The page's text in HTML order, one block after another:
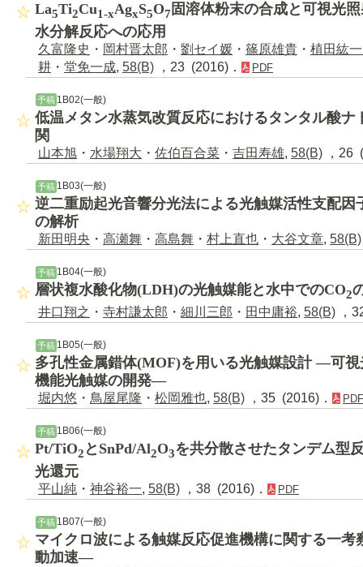
La5Ti2Cu1-xAgxS5O7 固溶体粉末の合成と可視光
水分解反応への応用
久富隆史 ・ 岡村晋太郎 ・ 劉セイ媛 ・ 篠原雄貴 ・ 植田紘
耕 ・ 堂免一成, 58(B) ，23 (2016)． PDF
予稿 1B02(一般)
低温メタン水蒸気改質反応におけるタンタル酸ナ
関
山本旭 ・ 水場翔大 ・ 佐伯百合菜 ・ 吉田寿雄, 58(B) ，26
予稿1B03(一般)
逆二重励起光音響分光法による光触媒活性支配因
の解析
新田明央 ・ 高瀬舞 ・ 高島舞 ・ 村上直也 ・ 大谷文章, 58(B)
予稿 1B04(一般)
層状複水酸化物(LDH)の光触媒能と水中でのCO2
井口翔之 ・ 寺村謙太郎 ・ 細川三郎 ・ 田中庸裕, 58(B) ，
予稿1B05(一般)
多孔性金属錯体(MOF)を用いる光触媒設計 ―可
機能光触媒の開発―
堀内悠 ・ 鳥屋尾隆 ・ 松岡雅也, 58(B) ，35 (2016)． PDF
予稿 1B06(一般)
Pt/TiO2 とSnPd/Al2O3を共分散させたタンデム型
光還元
平山純 ・ 神谷裕一, 58(B) ，38 (2016)． PDF
予稿1B07(一般)
マイクロ波による触媒反応促進機構に関する一
動加速―